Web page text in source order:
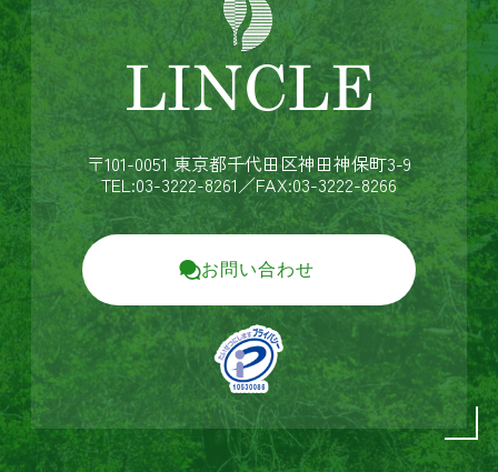
〒101-0051 東京都千代田区神田神保町3-9
TEL:03-3222-8261／FAX:03-3222-8266
お問い合わせ